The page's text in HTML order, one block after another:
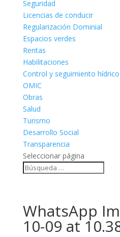
Seguridad
Licencias de conducir
Regularización Dominial
Espacios verdes
Rentas
Habilitaciones
Control y seguimiento hídrico
OMIC
Obras
Salud
Turismo
Desarrollo Social
Transparencia
Seleccionar página
WhatsApp
10-09 at